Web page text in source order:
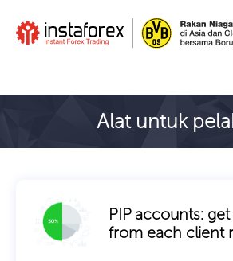
Alat untuk
PIP accounts:
from each client